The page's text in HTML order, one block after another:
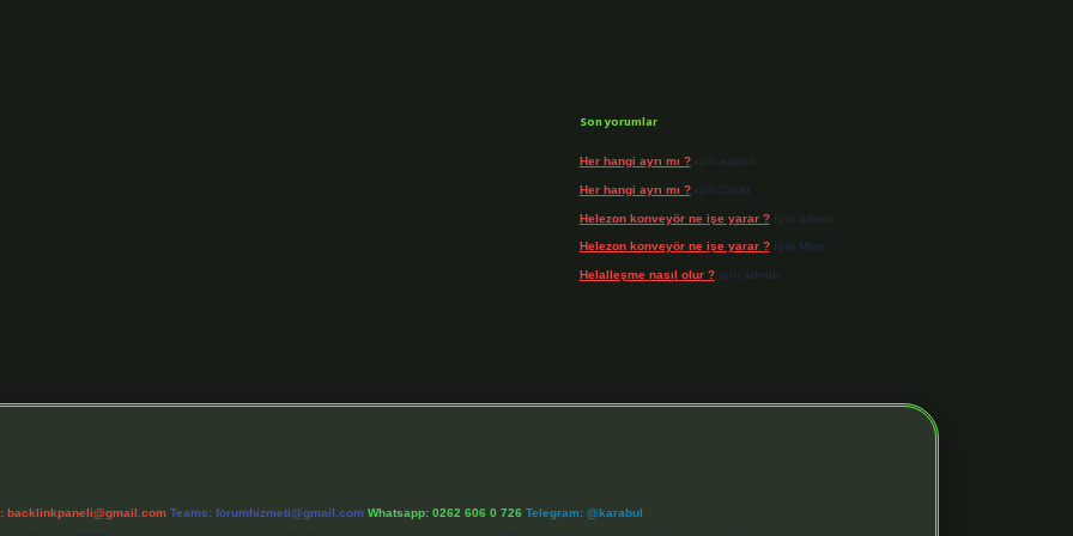
Son yorumlar
Her hangi ayrı mı ?için admin
Her hangi ayrı mı ?için Cihat
Helezon konveyör ne işe yarar ?için admin
Helezon konveyör ne işe yarar ?için Mine
Helalleşme nasıl olur ?için admin
backlinkpaneli@gmail.com Teams: forumhizmeti@gmail.com Whatsapp: 0262 606 0 726 Telegram: @karabul